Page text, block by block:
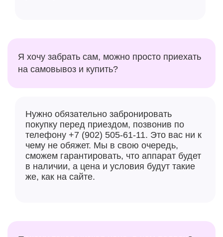
Я хочу забрать сам, можно просто приехать
на самовывоз и купить?
Нужно обязательно забронировать
покупку перед приездом, позвонив по
телефону +7 (902) 505-61-11. Это вас ни к
чему не обяжет. Мы в свою очередь,
сможем гарантировать, что аппарат будет
в наличии, а цена и условия будут такие
же, как на сайте.